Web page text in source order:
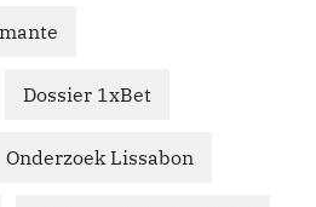
Dossier 1xBet
Onderzoek Lissabon